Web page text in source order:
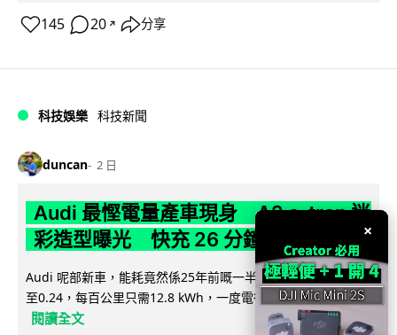
145 20 ↗ 分享
科技娛樂 科技新聞
duncan 2 日
Audi 最慳電量產車現身 A2 e-tron 迷
彩造型曝光 快充 26 分鐘充滿 8 成電
Audi 呢部新車，能耗竟然係25年前嘅一半。 A2 e-tron 風阻低
至0.24，每百公里只需12.8 kWh，一度電行到7.8公里。6...
閱讀全文
×